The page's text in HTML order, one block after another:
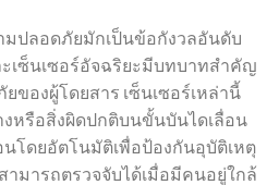
ปลอดภัยมักเป็นข้อกังวลอันดับ
เซ็นเซอร์อัจฉริยะมีบทบาทสำคัญ
ของผู้โดยสาร เซ็นเซอร์เหล่านี้
หรือสิ่งผิดปกติบนขั้นบันไดเลื่อน
โดยอัตโนมัติเพื่อป้องกันอุบัติเหตุ
ามารถตรวจจับได้เมื่อมีคนอยู่ใกล้